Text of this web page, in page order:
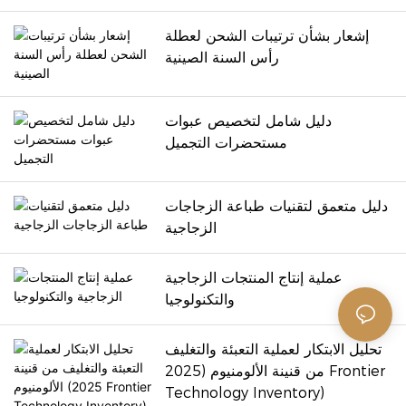
المقالة ، سنتحلل بشكل شامل
قيمة تغليف زجاجة الألومنيوم من
أربعة أبعاد: مزايا المواد ،
إشعار بشأن ترتيبات الشحن لعطلة
رأس السنة الصينية
دليل شامل لتخصيص عبوات
مستحضرات التجميل
دليل متعمق لتقنيات طباعة الزجاجات
الزجاجية
عملية إنتاج المنتجات الزجاجية
والتكنولوجيا
تحليل الابتكار لعملية التعبئة والتغليف
من قنينة الألومنيوم (2025 Frontier
Technology Inventory)